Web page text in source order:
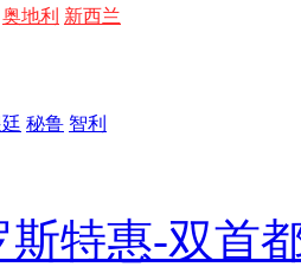
奥地利 新西兰
秘鲁 智利
斯特惠-双首